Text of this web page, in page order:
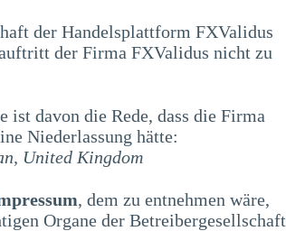
der Handelsplattform FXValidus
ist davon die Rede, dass die Firma
Niederlassung hätte:
United Kingdom
, dem zu entnehmen wäre,
Organe der Betreibergesellschaft